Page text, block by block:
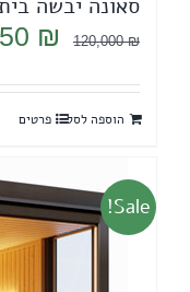
120,000₪
היה:
₪.
₪
הוספה לסל פרטים
Sale!